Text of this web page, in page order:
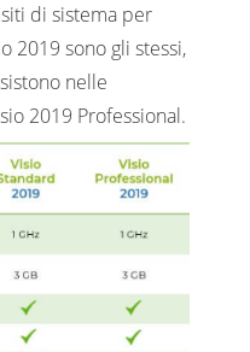
di sistema per
2019 sono gli stessi,
nelle
2019 Professional.